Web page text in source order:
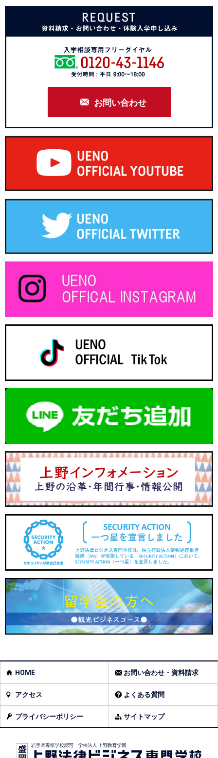
お問い合わせ
HOME お問い合わせ・資料請求
アクセス よくある質問
プライバシーポリシー サイトマップ